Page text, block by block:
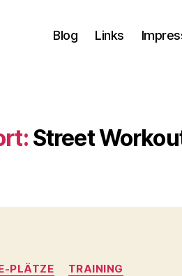
Blog Links
Street
Kategorien
PLÄTZE TRAINING